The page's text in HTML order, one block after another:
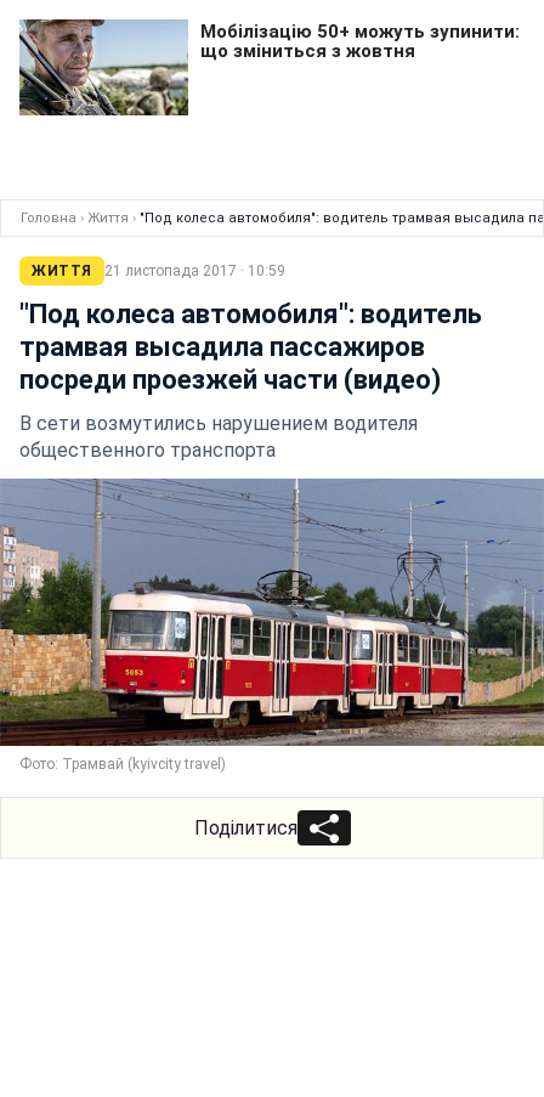
Головна › Життя › "Под колеса автомобиля": водитель трамвая высадила
ЖИТТЯ 21 листопада 2017 · 10:59
"Под колеса автомобиля": водитель
трамвая высадила пассажиров
посреди проезжей части (видео)
В сети возмутились нарушением водителя
общественного транспорта
Фото: Трамвай (kyivcity travel)
Поділитися